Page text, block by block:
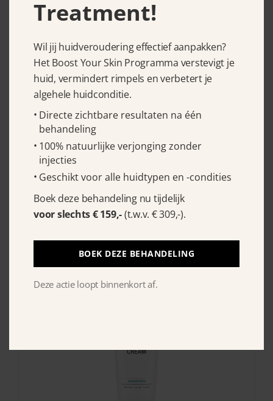
Bubble Cleanser 200 ml
Cell Fusion C Expert Intensive
€ 57.50
Treatment!
Wil jij huidveroudering effectief aanpakken?
Het Boost Your Skin Programma verstevigt je
huid, vermindert rimpels en verbetert je
algehele huidconditie.
Directe zichtbare resultaten na één
behandeling
100% natuurlijke verjonging zonder
injecties
Geschikt voor alle huidtypen en -condities
Boek deze behandeling nu tijdelijk
voor slechts € 159,-(t.w.v. € 309,-).
BOEK DEZE BEHANDELING
Deze actie loopt binnenkort af.